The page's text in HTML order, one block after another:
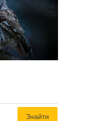
Знайти